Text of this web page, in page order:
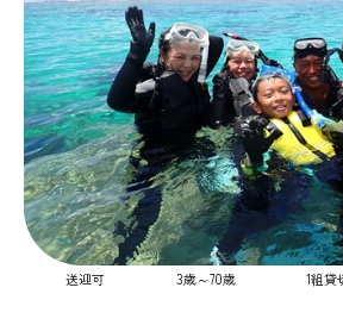
送迎可 ​3歳～70歳 1組貸